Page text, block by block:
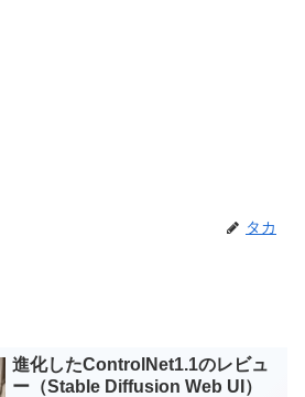
タカ
進化したControlNet1.1のレビュ
ー（Stable Diffusion Web UI）